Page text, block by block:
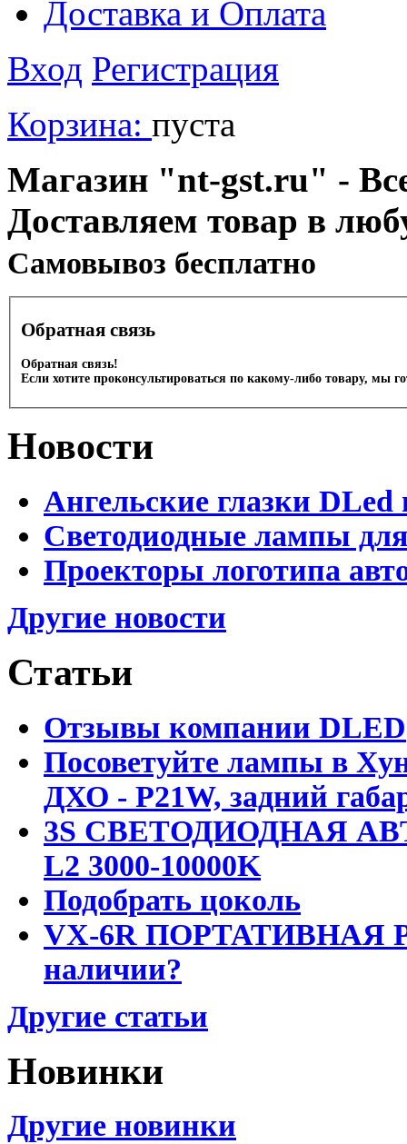
Доставка и Оплата
Вход Регистрация
Корзина: пуста
Магазин "nt-gst.ru" -
Доставляем товар в
Cамовывоз бесплатно
Обратная связь
Обратная связь!
Если хотите проконсультироваться по какому-либо товару, мы
Новости
Ангельские глазки DLed
Светодиодные лампы
Проекторы логотипа
Другие новости
Статьи
Отзывы компании DLED
Посоветуйте лампы в
ДХО - P21W, задний
3S СВЕТОДИОДНАЯ
L2 3000-10000K
Подобрать цоколь
VX-6R ПОРТАТИВНАЯ
наличии?
Другие статьи
Новинки
Другие новинки